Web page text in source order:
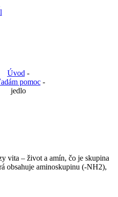
Úvod -
pomoc -
jedlo
vita – život a amín, čo je skupina
obsahuje aminoskupinu (-NH2),